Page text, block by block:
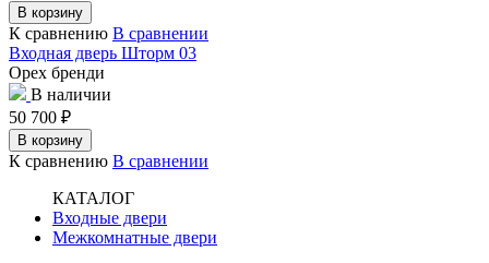
В корзину
К сравнению В сравнении
Входная дверь Шторм 03
Орех бренди
В наличии
50 700 ₽
В корзину
К сравнению В сравнении
КАТАЛОГ
Входные двери
Межкомнатные двери